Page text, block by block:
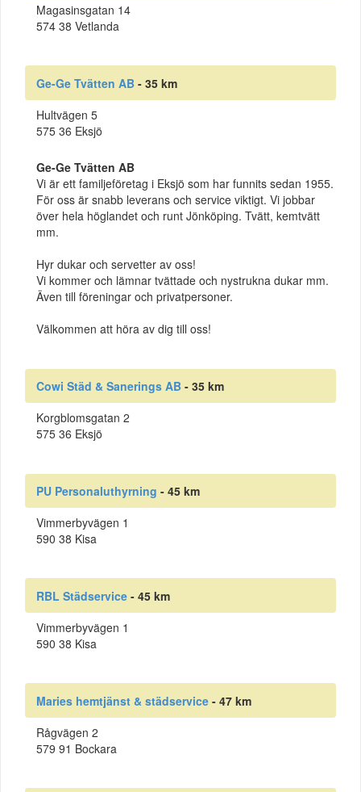
Magasinsgatan 14
574 38 Vetlanda
Ge-Ge Tvätten AB - 35 km
Hultvägen 5
575 36 Eksjö
Ge-Ge Tvätten AB
Vi är ett familjeföretag i Eksjö som har funnits sedan 1955.
För oss är snabb leverans och service viktigt. Vi jobbar
över hela höglandet och runt Jönköping. Tvätt, kemtvätt
mm.
Hyr dukar och servetter av oss!
Vi kommer och lämnar tvättade och nystrukna dukar mm.
Även till föreningar och privatpersoner.
Välkommen att höra av dig till oss!
Cowi Städ & Sanerings AB - 35 km
Korgblomsgatan 2
575 36 Eksjö
PU Personaluthyrning - 45 km
Vimmerbyvägen 1
590 38 Kisa
RBL Städservice - 45 km
Vimmerbyvägen 1
590 38 Kisa
Maries hemtjänst & städservice - 47 km
Rågvägen 2
579 91 Bockara